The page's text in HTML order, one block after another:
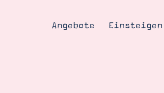
Angebote Einsteigen